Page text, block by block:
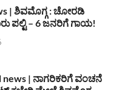
| ಶಿವಮೊಗ್ಗ : ಚೋರಡಿ
ಪಲ್ಟಿ – 6 ಜನರಿಗೆ ಗಾಯ!
news | ನಾಗರಿಕರಿಗೆ ವಂಚನೆ